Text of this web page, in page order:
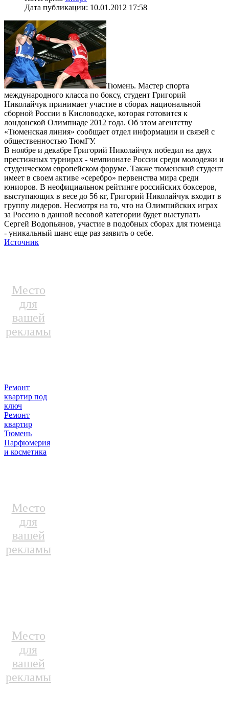
Дата публикации: 10.01.2012 17:58
Тюмень. Мастер спорта
международного класса по боксу, студент Григорий
Николайчук принимает участие в сборах национальной
сборной России в Кисловодске, которая готовится к
лондонской Олимпиаде 2012 года. Об этом агентству
«Тюменская линия» сообщает отдел информации и связей с
общественностью ТюмГУ.
В ноябре и декабре Григорий Николайчук победил на двух
престижных турнирах - чемпионате России среди молодежи и
студенческом европейском форуме. Также тюменский студент
имеет в своем активе «серебро» первенства мира среди
юниоров. В неофициальном рейтинге российских боксеров,
выступающих в весе до 56 кг, Григорий Николайчук входит в
группу лидеров. Несмотря на то, что на Олимпийских играх
за Россию в данной весовой категории будет выступать
Сергей Водопьянов, участие в подобных сборах для тюменца
- уникальный шанс еще раз заявить о себе.
Источник
Место
для
вашей
рекламы
Ремонт
квартир под
ключ
Ремонт
квартир
Тюмень
Парфюмерия
и косметика
Место
для
вашей
рекламы
Место
для
вашей
рекламы